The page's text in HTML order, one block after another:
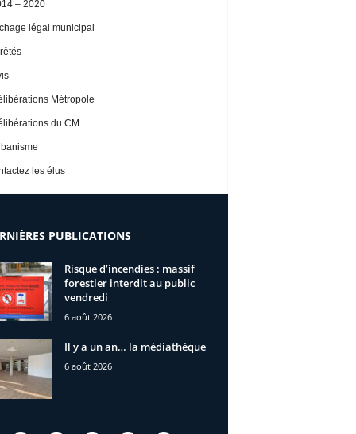
– 2020
légal municipal
Métropole
du CM
les élus
PUBLICATIONS
Risque d’incendies : massif
forestier interdit au public
vendredi
6 août 2026
Il y a un an… la médiathèque
6 août 2026